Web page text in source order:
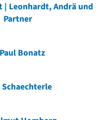
| Leonhardt, Andrä und
Partner
Paul Bonatz
Schaechterle